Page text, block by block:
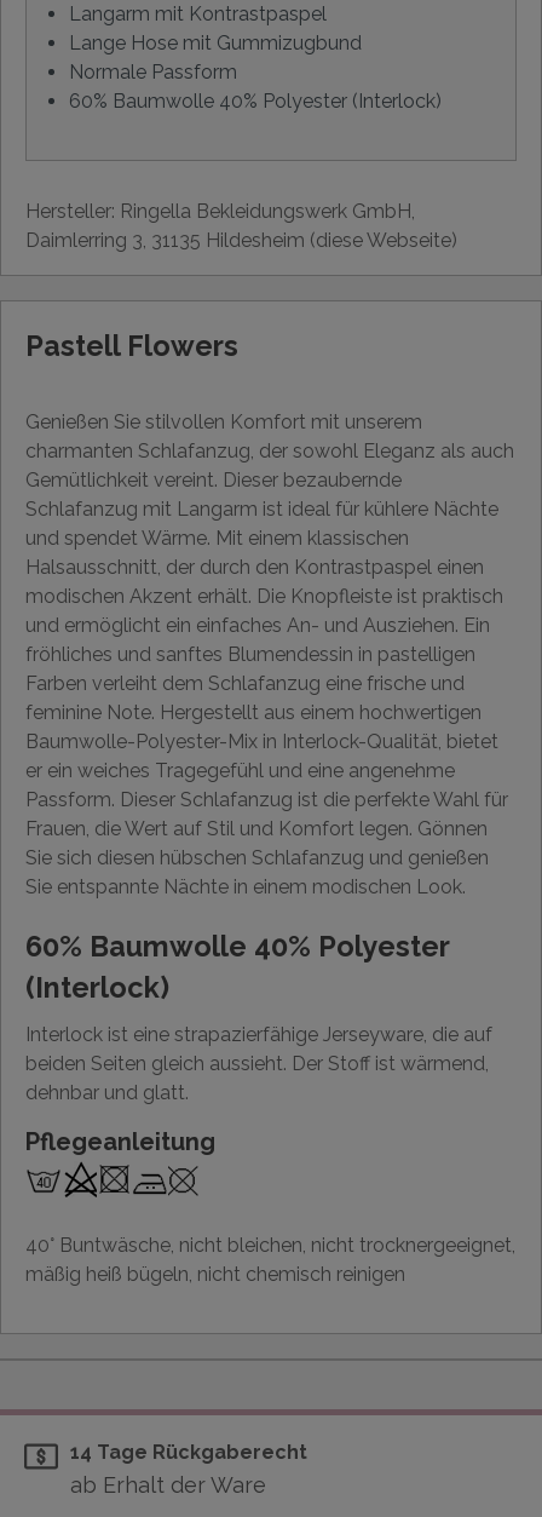
Langarm mit Kontrastpaspel
Lange Hose mit Gummizugbund
Normale Passform
60% Baumwolle 40% Polyester (Interlock)
Hersteller: Ringella Bekleidungswerk GmbH,
Daimlerring 3, 31135 Hildesheim (diese Webseite)
Pastell Flowers
Genießen Sie stilvollen Komfort mit unserem
charmanten Schlafanzug, der sowohl Eleganz als auch
Gemütlichkeit vereint. Dieser bezaubernde
Schlafanzug mit Langarm ist ideal für kühlere Nächte
und spendet Wärme. Mit einem klassischen
Halsausschnitt, der durch den Kontrastpaspel einen
modischen Akzent erhält. Die Knopfleiste ist praktisch
und ermöglicht ein einfaches An- und Ausziehen. Ein
fröhliches und sanftes Blumendessin in pastelligen
Farben verleiht dem Schlafanzug eine frische und
feminine Note. Hergestellt aus einem hochwertigen
Baumwolle-Polyester-Mix in Interlock-Qualität, bietet
er ein weiches Tragegefühl und eine angenehme
Passform. Dieser Schlafanzug ist die perfekte Wahl für
Frauen, die Wert auf Stil und Komfort legen. Gönnen
Sie sich diesen hübschen Schlafanzug und genießen
Sie entspannte Nächte in einem modischen Look.
60% Baumwolle 40% Polyester
(Interlock)
Interlock ist eine strapazierfähige Jerseyware, die auf
beiden Seiten gleich aussieht. Der Stoff ist wärmend,
dehnbar und glatt.
Pflegeanleitung
40° Buntwäsche, nicht bleichen, nicht trocknergeeignet,
mäßig heiß bügeln, nicht chemisch reinigen
14 Tage Rückgaberecht
ab Erhalt der Ware